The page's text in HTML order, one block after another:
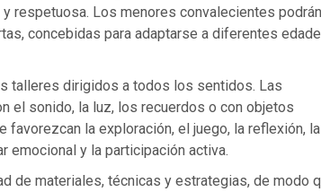
respetuosa. Los menores convalecientes podrán
concebidas para adaptarse a diferentes
talleres dirigidos a todos los sentidos. Las
el sonido, la luz, los recuerdos o con objetos
favorezcan la exploración, el juego, la reflexión, la
emocional y la participación activa.
de materiales, técnicas y estrategias, de modo